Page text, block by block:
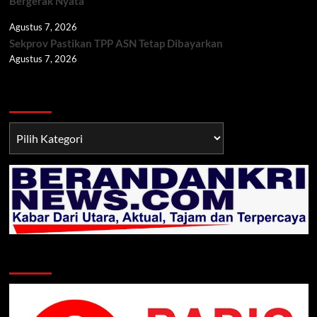
Agustus 7, 2026
Sekprov Pastikan TPP ASN Tetap Dibayarkan
Agustus 7, 2026
TNI/POLRI